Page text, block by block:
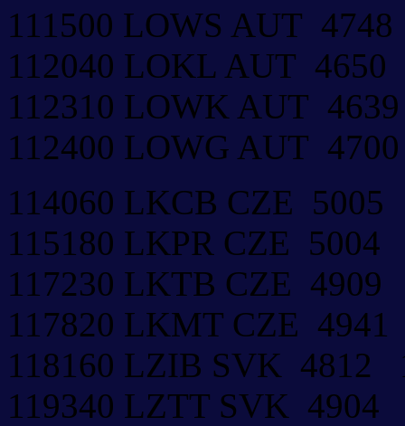
111500 LOWS AUT
112040 LOKL AUT
112310 LOWK AUT
112400 LOWG AUT
114060 LKCB CZE
115180 LKPR CZE
117230 LKTB CZE
117820 LKMT CZE
118160 LZIB SVK 4812
119340 LZTT SVK